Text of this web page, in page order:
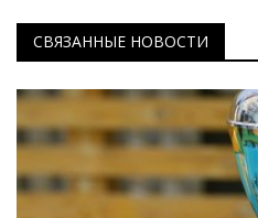
СВЯЗАННЫЕ НОВОСТИ